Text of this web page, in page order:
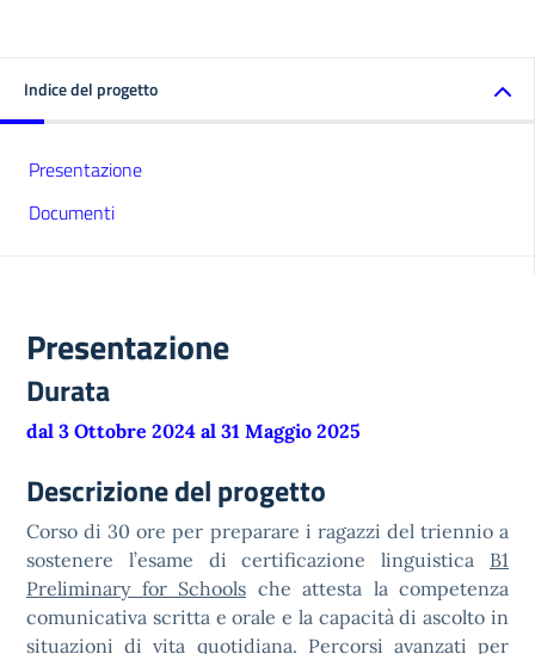
Indice del progetto
Presentazione
Documenti
Presentazione
Durata
dal 3 Ottobre 2024 al 31 Maggio 2025
Descrizione del progetto
Corso di 30 ore per preparare i ragazzi del triennio a
sostenere l’esame di certificazione linguistica B1
Preliminary for Schools che attesta la competenza
comunicativa scritta e orale e la capacità di ascolto in
situazioni di vita quotidiana. Percorsi avanzati per